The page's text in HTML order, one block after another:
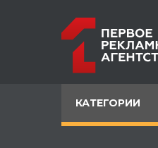
КАТЕГОРИИ